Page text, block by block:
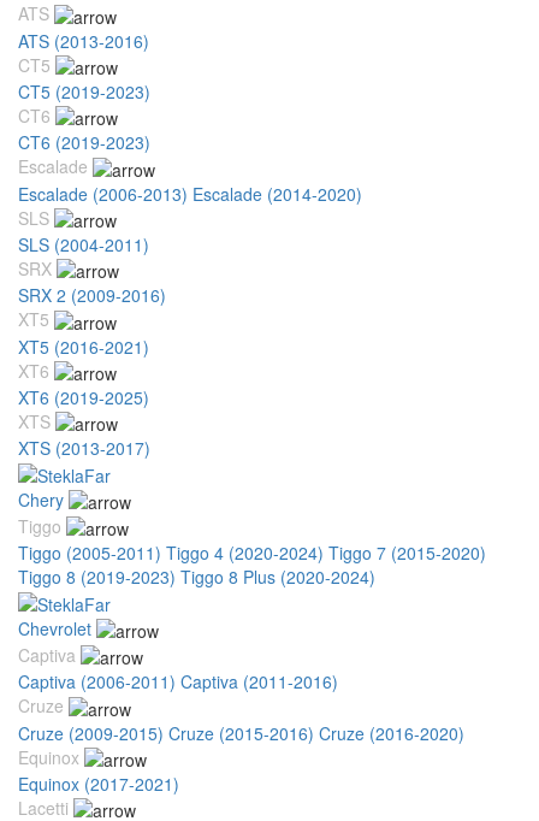
ATS
ATS (2013-2016)
CT5
CT5 (2019-2023)
CT6
CT6 (2019-2023)
Escalade
Escalade (2006-2013) Escalade (2014-2020)
SLS
SLS (2004-2011)
SRX
SRX 2 (2009-2016)
XT5
XT5 (2016-2021)
XT6
XT6 (2019-2025)
XTS
XTS (2013-2017)
Chery
Tiggo
Tiggo (2005-2011) Tiggo 4 (2020-2024) Tiggo 7 (2015-2020)
Tiggo 8 (2019-2023) Tiggo 8 Plus (2020-2024)
Chevrolet
Captiva
Captiva (2006-2011) Captiva (2011-2016)
Cruze
Cruze (2009-2015) Cruze (2015-2016) Cruze (2016-2020)
Equinox
Equinox (2017-2021)
Lacetti